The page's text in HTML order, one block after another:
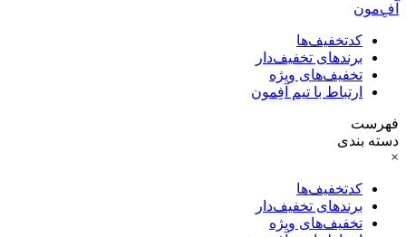
آفِ‌مون
کدتخفیف‌ها
برندهای تخفیف‌دار
تخفیف‌های ویژه
ارتباط با تیم آفِمون
فهرست
دسته بندی
×
کدتخفیف‌ها
برندهای تخفیف‌دار
تخفیف‌های ویژه